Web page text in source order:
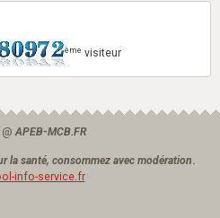
ème visiteur
APEB-MCB.FR
la santé, consommez avec modération.
info-service.fr